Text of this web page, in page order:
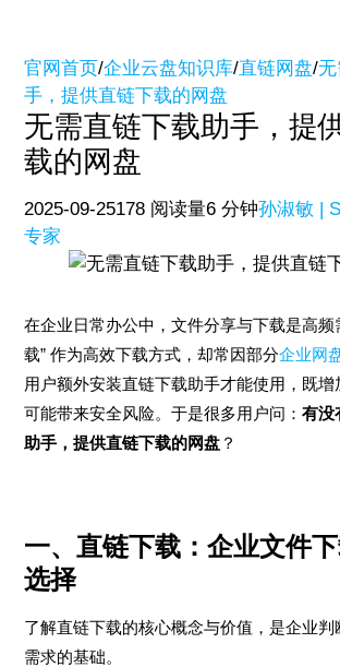
官网首页/企业云盘知识库/直链网盘/
手，提供直链下载的网盘
无需直链下载助手，提
载的网盘
2025-09-25178 阅读量6 分钟孙淑敏 |
专家
在企业日常办公中，文件分享与下载是高频
载” 作为高效下载方式，却常因部分企业网
用户额外安装直链下载助手才能使用，既增
可能带来安全风险。于是很多用户问：有没
助手，提供直链下载的网盘 ？
一、直链下载：企业文件
选择
了解直链下载的核心概念与价值，是企业
需求的基础。